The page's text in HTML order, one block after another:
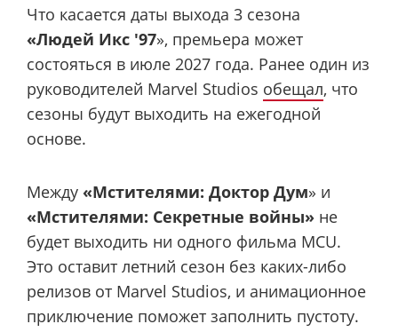
Что касается даты выхода 3 сезона
«Людей Икс '97», премьера может
состояться в июле 2027 года. Ранее один из
руководителей Marvel Studios обещал, что
сезоны будут выходить на ежегодной
основе.
Между «Мстителями: Доктор Дум» и
«Мстителями: Секретные войны» не
будет выходить ни одного фильма MCU.
Это оставит летний сезон без каких-либо
релизов от Marvel Studios, и анимационное
приключение поможет заполнить пустоту.